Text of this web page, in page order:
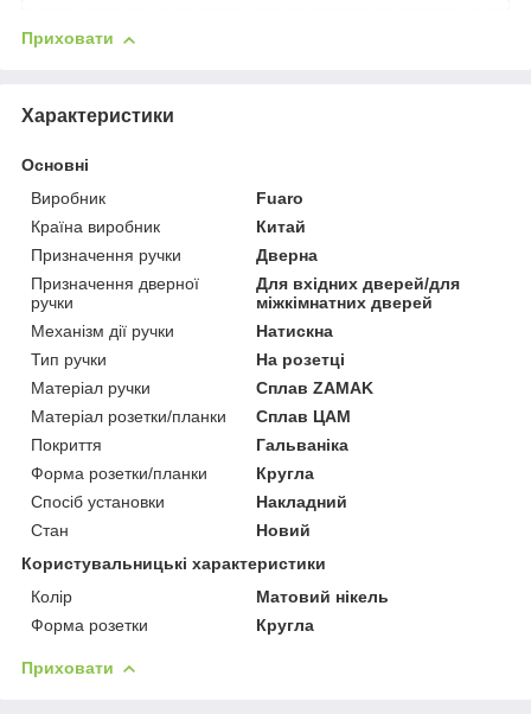
Приховати
Характеристики
Основні
Виробник
Fuaro
Країна виробник
Китай
Призначення ручки
Дверна
Призначення дверної
ручки
Для вхідних дверей/для
міжкімнатних дверей
Механізм дії ручки
Натискна
Тип ручки
На розетці
Матеріал ручки
Сплав ZAMAK
Матеріал розетки/планки
Сплав ЦАМ
Покриття
Гальваніка
Форма розетки/планки
Кругла
Спосіб установки
Накладний
Стан
Новий
Користувальницькі характеристики
Колір
Матовий нікель
Форма розетки
Кругла
Приховати